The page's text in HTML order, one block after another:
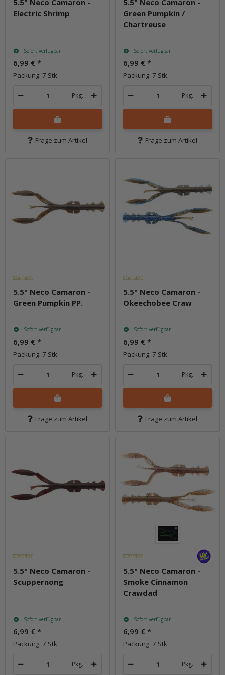
5.5" Neco Camaron -
Electric Shrimp
Sofort verfügbar
6,99 € *
Packung: 7 Stk.
Pkg.
Frage zum Artikel
5.5" Neco Camaron -
Green Pumpkin /
Chartreuse
Sofort verfügbar
6,99 € *
Packung: 7 Stk.
Pkg.
Frage zum Artikel
5.5" Neco Camaron -
Green Pumpkin PP.
Sofort verfügbar
6,99 € *
Packung: 7 Stk.
Pkg.
Frage zum Artikel
5.5" Neco Camaron -
Okeechobee Craw
Sofort verfügbar
6,99 € *
Packung: 7 Stk.
Pkg.
Frage zum Artikel
5.5" Neco Camaron -
Scuppernong
Sofort verfügbar
6,99 € *
Packung: 7 Stk.
Pkg.
5.5" Neco Camaron -
Smoke Cinnamon
Crawdad
Sofort verfügbar
6,99 € *
Packung: 7 Stk.
Pkg.